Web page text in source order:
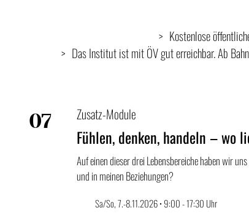
Kostenlose
Das Institut ist mit ÖV gut erreichbar. Ab
07 Zusatz-Module
Fühlen, denken, handeln – wo
Auf einen dieser drei Lebensbereiche haben wir
und in meinen Beziehungen?
Sa/So, 7.-8.11.2026 • 9:00 - 17:30 Uhr